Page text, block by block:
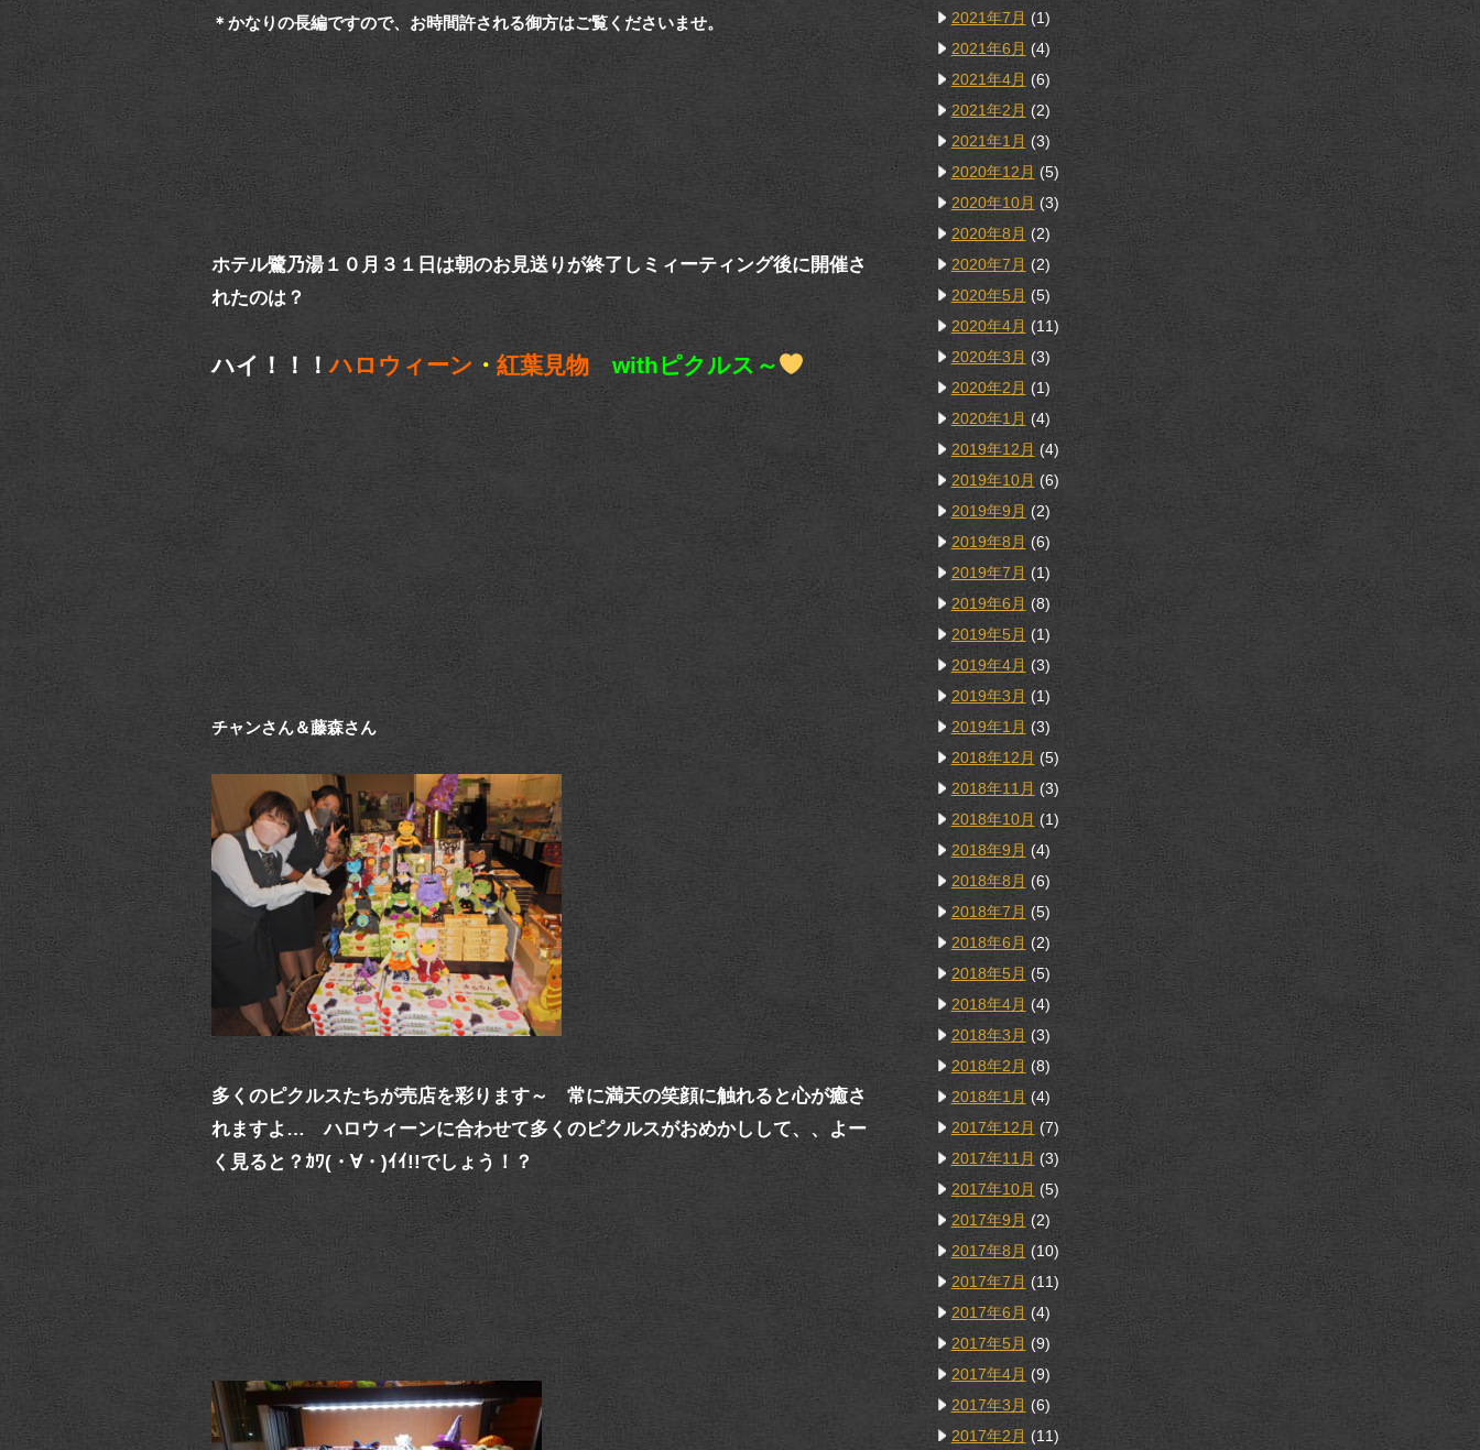
＊かなりの長編ですので、お時間許される御方はご覧くださいませ。
ホテル鷺乃湯１０月３１日は朝のお見送りが終了しミィーティング後に開催さ
れたのは？
ハイ！！！ハロウィーン ・ 紅葉見物 withピクルス～
チャンさん＆藤森さん
多くのピクルスたちが売店を彩ります～ 常に満天の笑顔に触れると心が癒さ
れますよ… ハロウィーンに合わせて多くのピクルスがおめかしして、、よー
く見ると？ｶﾜ(・∀・)ｲｲ!!でしょう！？
2021年7月 (1)
2021年6月 (4)
2021年4月 (6)
2021年2月 (2)
2021年1月(3)
2020年12月 (5)
2020年10月 (3)
2020年8月 (2)
2020年7月 (2)
2020年5月 (5)
2020年4月 (11)
2020年3月 (3)
2020年2月 (1)
2020年1月 (4)
2019年12月 (4)
2019年10月 (6)
2019年9月 (2)
2019年8月 (6)
2019年7月 (1)
2019年6月 (8)
2019年5月 (1)
2019年4月 (3)
2019年3月(1)
2019年1月 (3)
2018年12月 (5)
2018年11月 (3)
2018年10月 (1)
2018年9月 (4)
2018年8月 (6)
2018年7月 (5)
2018年6月 (2)
2018年5月 (5)
2018年4月 (4)
2018年3月 (3)
2018年2月 (8)
2018年1月 (4)
2017年12月 (7)
2017年11月 (3)
2017年10月 (5)
2017年9月 (2)
2017年8月 (10)
2017年7月 (11)
2017年6月 (4)
2017年5月 (9)
2017年4月 (9)
2017年3月 (6)
2017年2月 (11)